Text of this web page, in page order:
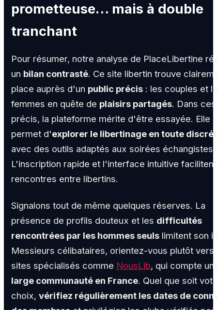
prometteuse… mais à double
tranchant
Pour résumer, notre analyse de PlaceLibertine
un bilan contrasté. Ce site libertin trouve
place auprès d'un public précis : les couples et
femmes en quête de plaisirs partagés. Dans
précis, la plateforme mérite d'être essayée. Elle
permet d'explorer le libertinage en toute
avec des outils adaptés aux soirées échangistes.
L'inscription rapide et l'interface intuitive
rencontres entre libertins.
Signalons tout de même quelques réserves. La
présence de profils douteux et les difficultés
rencontrées par les hommes seuls limitent son
Messieurs célibataires, orientez-vous plutôt vers
sites spécialisés comme NousLib, qui compte
large communauté en France. Quel que soit
choix, vérifiez régulièrement les dates de